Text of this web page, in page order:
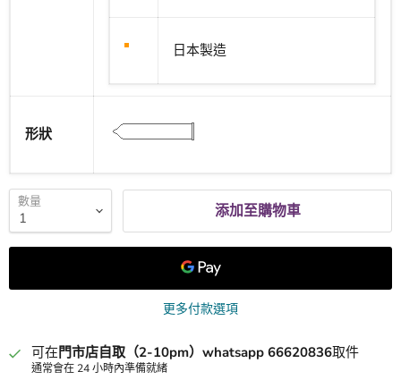
日本製造
形狀
數量 添加至購物車
更多付款選項
可在 門市店自取（2-10pm）whatsapp 66620836取件
通常會在 24 小時內準備就緒